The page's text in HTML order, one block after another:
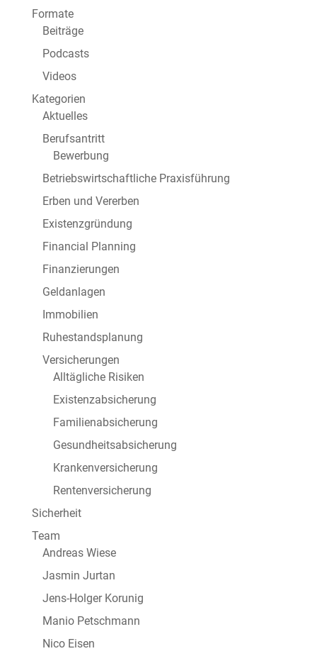
Formate
Beiträge
Podcasts
Videos
Kategorien
Aktuelles
Berufsantritt
Bewerbung
Betriebswirtschaftliche Praxisführung
Erben und Vererben
Existenzgründung
Financial Planning
Finanzierungen
Geldanlagen
Immobilien
Ruhestandsplanung
Versicherungen
Alltägliche Risiken
Existenzabsicherung
Familienabsicherung
Gesundheitsabsicherung
Krankenversicherung
Rentenversicherung
Sicherheit
Team
Andreas Wiese
Jasmin Jurtan
Jens-Holger Korunig
Manio Petschmann
Nico Eisen